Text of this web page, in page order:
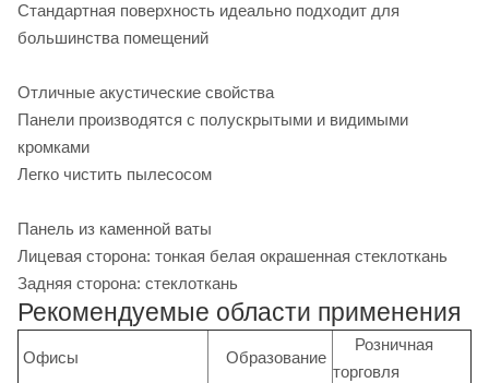
Стандартная поверхность идеально подходит для
большинства помещений
Отличные акустические свойства
Панели производятся с полускрытыми и видимыми
кромками
Легко чистить пылесосом
Панель из каменной ваты
Лицевая сторона: тонкая белая окрашенная стеклоткань
Задняя сторона: стеклоткань
Рекомендуемые области применения
Офисы Образование
Розничная
торговля